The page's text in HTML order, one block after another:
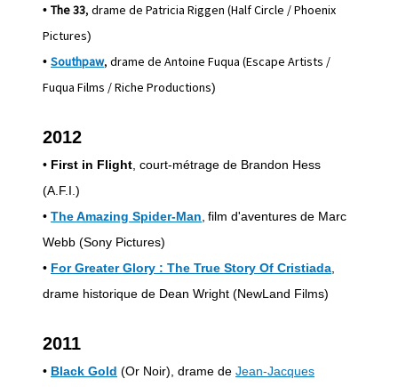
• The 33, drame de Patricia Riggen (Half Circle / Phoenix
Pictures)
• Southpaw, drame de Antoine Fuqua (Escape Artists /
Fuqua Films / Riche Productions)
2012
• First in Flight , court-métrage de Brandon Hess
(A.F.I.)
• The Amazing Spider-Man film d'aventures de Marc
Webb (Sony Pictures)
• For Greater Glory : The True Story Of Cristiada
drame historique de Dean Wright (NewLand Films)
2011
• Black Gold (Or Noir), drame de Jean-Jacques